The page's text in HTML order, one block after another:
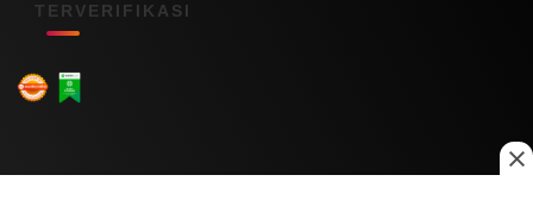
TERVERIFIKASI